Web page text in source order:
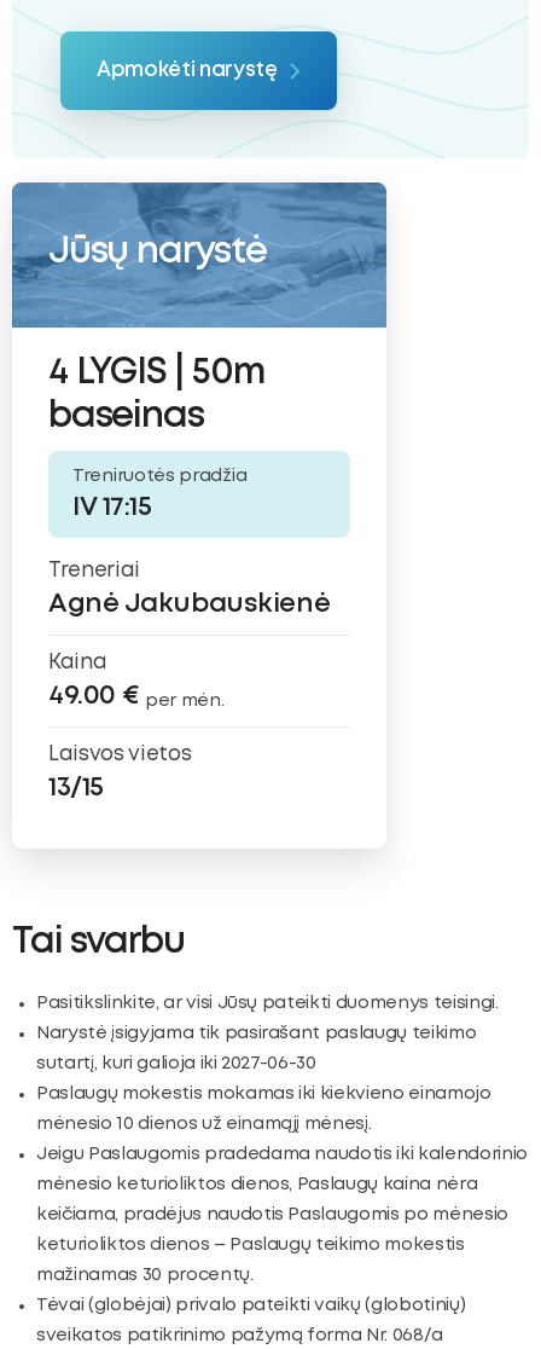
Apmokėti narystę
Jūsų narystė
4 LYGIS | 50m
baseinas
Treniruotės pradžia
IV 17:15
Treneriai
Agnė Jakubauskienė
Kaina
49.00 € per mėn.
Laisvos vietos
13/15
Tai svarbu
Pasitikslinkite, ar visi Jūsų pateikti duomenys teisingi.
Narystė įsigyjama tik pasirašant paslaugų teikimo
sutartį, kuri galioja iki 2027-06-30
Paslaugų mokestis mokamas iki kiekvieno einamojo
mėnesio 10 dienos už einamąjį mėnesį.
Jeigu Paslaugomis pradedama naudotis iki kalendorinio
mėnesio keturioliktos dienos, Paslaugų kaina nėra
keičiama, pradėjus naudotis Paslaugomis po mėnesio
keturioliktos dienos – Paslaugų teikimo mokestis
mažinamas 30 procentų.
Tėvai (globėjai) privalo pateikti vaikų (globotinių)
sveikatos patikrinimo pažymą forma Nr. 068/a